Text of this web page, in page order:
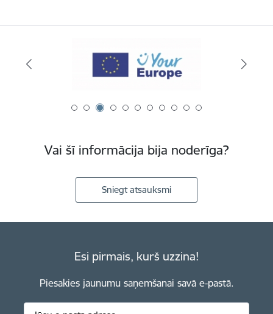
Vai šī informācija bija noderīga?
Sniegt atsauksmi
Esi pirmais, kurš uzzina!
Piesakies jaunumu saņemšanai savā e-pastā.